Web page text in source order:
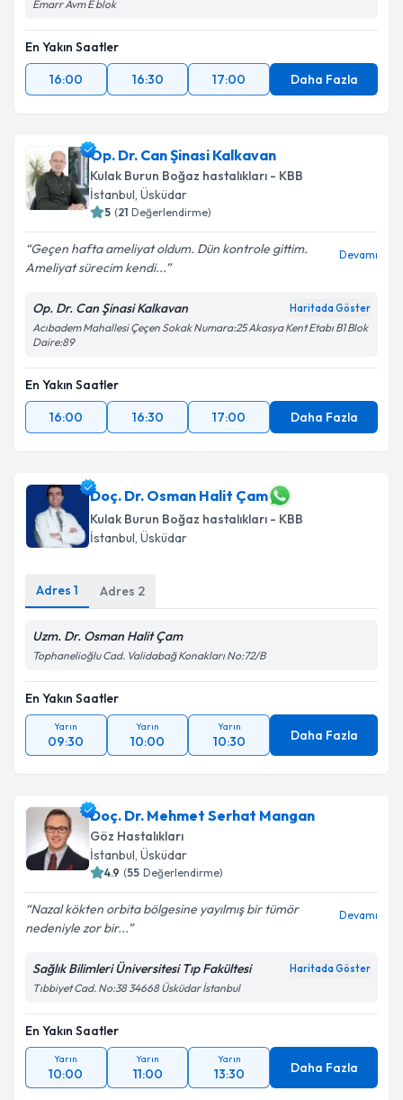
Emarr Avm E blok
En Yakın Saatler
16:00
16:30 17:00 Daha Fazla
Op. Dr. Can Şinasi Kalkavan
Kulak Burun Boğaz hastalıkları - KBB
İstanbul, Üsküdar
5 (21 Değerlendirme)
Geçen hafta ameliyat oldum. Dün kontrole gittim.
Ameliyat sürecim kendi...
Devamı
Op. Dr. Can Şinasi Kalkavan Haritada Göster
Acıbadem Mahallesi Çeçen Sokak Numara:25 Akasya Kent Etabı B1 Blok
Daire:89
En Yakın Saatler
16:00
16:30 17:00 Daha Fazla
Doç. Dr. Osman Halit Çam
Kulak Burun Boğaz hastalıkları - KBB
İstanbul, Üsküdar
Adres 1 Adres 2
Uzm. Dr. Osman Halit Çam
Tophanelioğlu Cad. Validabağ Konakları No:72/B
En Yakın Saatler
Yarın
09:30
Yarın
10:00
Yarın
10:30 Daha Fazla
Doç. Dr. Mehmet Serhat Mangan
Göz Hastalıkları
İstanbul, Üsküdar
4.9 (55 Değerlendirme)
Nazal kökten orbita bölgesine yayılmış bir tümör
nedeniyle zor bir...
Devamı
Sağlık Bilimleri Üniversitesi Tıp Fakültesi Haritada Göster
Tıbbiyet Cad. No:38 34668 Üsküdar İstanbul
En Yakın Saatler
Yarın
10:00
Yarın
11:00
Yarın
13:30 Daha Fazla